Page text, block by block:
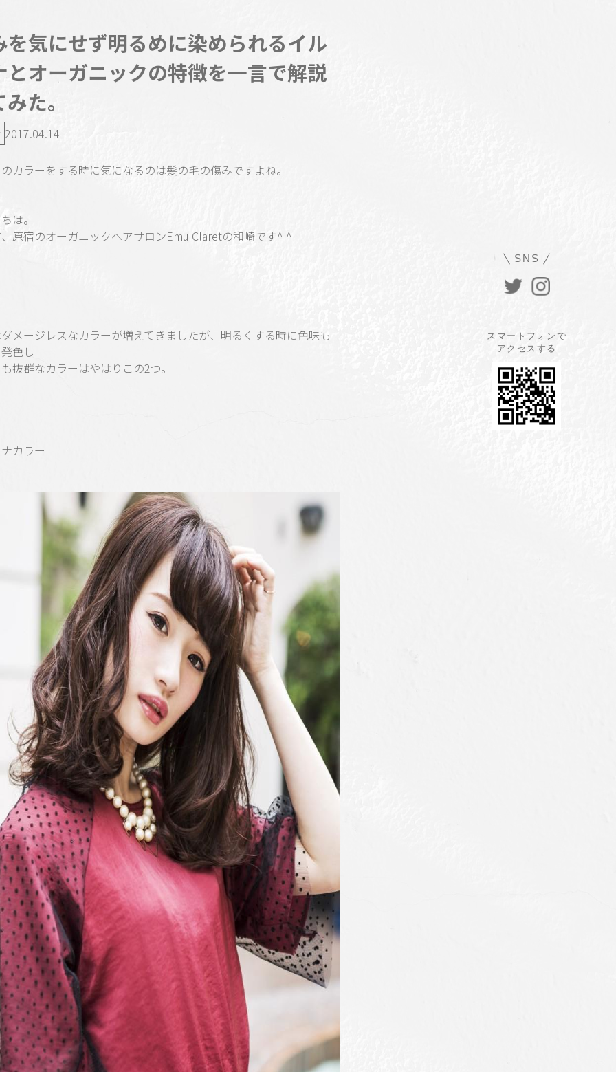
SNS
スマートフォンで
アクセスする
を気にせず明るめに染められるイル
とオーガニックの特徴を一言で解説
た。
2017.04.14
カラーをする時に気になるのは髪の毛の傷みですよね。
は。
原宿のオーガニックヘアサロンEmu Claretの和崎です^ ^
メージレスなカラーが増えてきましたが、明るくする時に色味も
色し
抜群なカラーはやはりこの2つ。
カラー